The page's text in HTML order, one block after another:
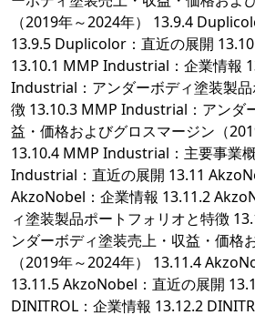
（2019年～2024年） 13.9.4
13.9.5 Duplicolor：直近の展開
13.10.1 MMP Industrial：企業情報
Industrial：アンダーボディ塗装製
徴 13.10.3 MMP Industrial：アンダ
益・価格およびグロスマージン（
13.10.4 MMP Industrial：主要事業
Industrial：直近の展開 13.11
AkzoNobel：企業情報 13.11.2
ィ塗装製品ポートフォリオと特徴
ンダーボディ塗装売上・収益・価格
（2019年～2024年） 13.11.4
13.11.5 AkzoNobel：直近の展開
DINITROL：企業情報 13.12.2